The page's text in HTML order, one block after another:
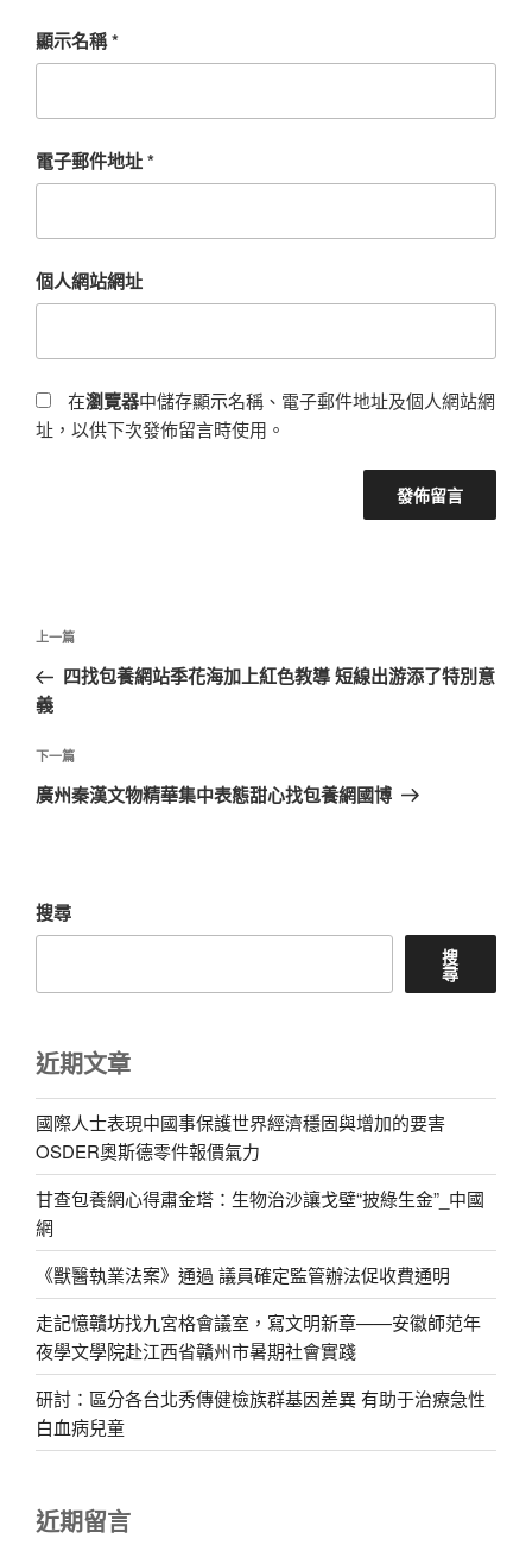
顯示名稱*
電子郵件地址*
個人網站網址
在瀏覽器中儲存顯示名稱、電子郵件地址及個人網站網
址，以供下次發佈留言時使用。
文
導
覽
上
一
篇
章
上一篇
四找包養網站季花海加上紅色教導 短線出游添了特別意
義
下
一
下一篇
廣州秦漢文物精華集中表態甜心找包養網國博
搜尋
搜
尋
近期文章
國際人士表現中國事保護世界經濟穩固與增加的要害
OSDER奧斯德零件報價氣力
甘查包養網心得肅金塔：生物治沙讓戈壁“披綠生金”_中國
網
《獸醫執業法案》通過 議員確定監管辦法促收費通明
走記憶贛坊找九宮格會議室，寫文明新章——安徽師范年
夜學文學院赴江西省贛州市暑期社會實踐
研討：區分各台北秀傳健檢族群基因差異 有助于治療急性
白血病兒童
近期留言